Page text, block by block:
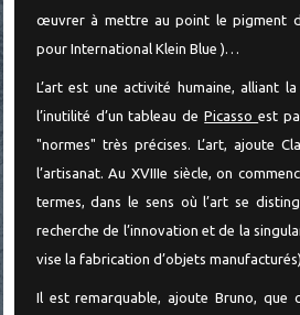
œuvrer à mettre au point le pigment
pour International Klein Blue )…
L’art est une activité humaine, alliant
l’inutilité d’un tableau dePicassoest
"normes" très précises. L’art, ajoute
l’artisanat. Au XVIIIe siècle, on
termes, dans le sens où l’art se
recherche de l’innovation et de la
vise la fabrication d’objets manufacturés).
Il est remarquable, ajoute Bruno, que